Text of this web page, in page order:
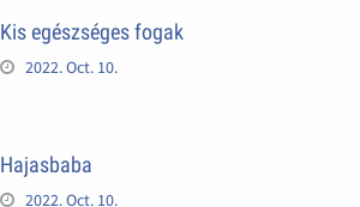
Kis egészséges fogak
2022. Oct. 10.
Hajasbaba
2022. Oct. 10.